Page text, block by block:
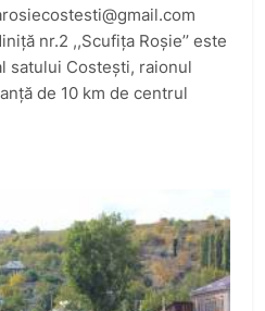
nr.2 ,,Scufița Roșie’’ este
satului Costești, raionul
de 10 km de centrul